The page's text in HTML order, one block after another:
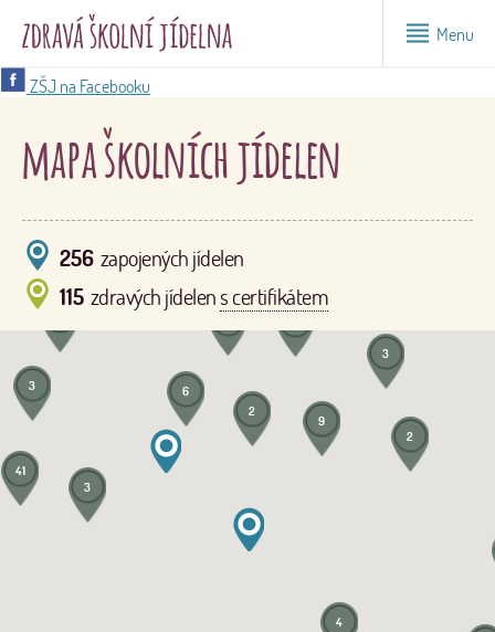
Menu
ZŠJ na Facebooku
mapa školních jídelen
256 zapojených jídelen
115 zdravých jídelens certifikátem
9
41
4
3
6
3
2
3
2